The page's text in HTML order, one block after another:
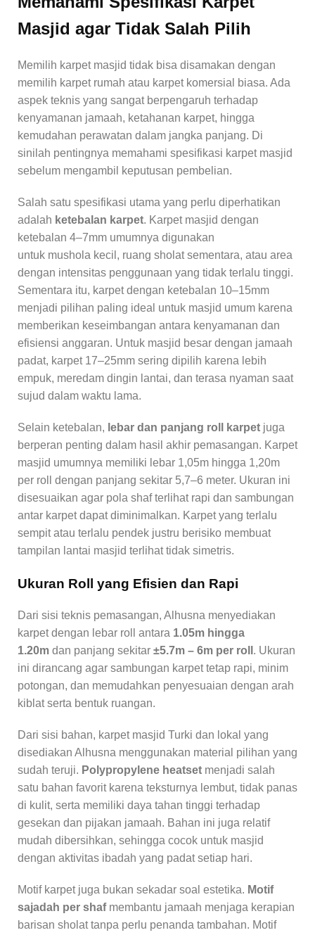
Masjid agar Tidak Salah Pilih
Memilih karpet masjid tidak bisa disamakan dengan
memilih karpet rumah atau karpet komersial biasa. Ada
aspek teknis yang sangat berpengaruh terhadap
kenyamanan jamaah, ketahanan karpet, hingga
kemudahan perawatan dalam jangka panjang. Di
sinilah pentingnya memahami spesifikasi karpet masjid
sebelum mengambil keputusan pembelian.
Salah satu spesifikasi utama yang perlu diperhatikan
adalah ketebalan karpet. Karpet masjid dengan
ketebalan 4–7mm umumnya digunakan
untuk mushola kecil, ruang sholat sementara, atau area
dengan intensitas penggunaan yang tidak terlalu tinggi.
Sementara itu, karpet dengan ketebalan 10–15mm
menjadi pilihan paling ideal untuk masjid umum karena
memberikan keseimbangan antara kenyamanan dan
efisiensi anggaran. Untuk masjid besar dengan jamaah
padat, karpet 17–25mm sering dipilih karena lebih
empuk, meredam dingin lantai, dan terasa nyaman saat
sujud dalam waktu lama.
Selain ketebalan, lebar dan panjang roll karpet juga
berperan penting dalam hasil akhir pemasangan. Karpet
masjid umumnya memiliki lebar 1,05m hingga 1,20m
per roll dengan panjang sekitar 5,7–6 meter. Ukuran ini
disesuaikan agar pola shaf terlihat rapi dan sambungan
antar karpet dapat diminimalkan. Karpet yang terlalu
sempit atau terlalu pendek justru berisiko membuat
tampilan lantai masjid terlihat tidak simetris.
Ukuran Roll yang Efisien dan Rapi
Dari sisi teknis pemasangan, Alhusna menyediakan
karpet dengan lebar roll antara 1.05m hingga
1.20m dan panjang sekitar ±5.7m – 6m per roll . Ukuran
ini dirancang agar sambungan karpet tetap rapi, minim
potongan, dan memudahkan penyesuaian dengan arah
kiblat serta bentuk ruangan.
Dari sisi bahan, karpet masjid Turki dan lokal yang
disediakan Alhusna menggunakan material pilihan yang
sudah teruji. Polypropylene heatset menjadi salah
satu bahan favorit karena teksturnya lembut, tidak panas
di kulit, serta memiliki daya tahan tinggi terhadap
gesekan dan pijakan jamaah. Bahan ini juga relatif
mudah dibersihkan, sehingga cocok untuk masjid
dengan aktivitas ibadah yang padat setiap hari.
Motif karpet juga bukan sekadar soal estetika. Motif
sajadah per shafmembantu jamaah menjaga kerapian
barisan sholat tanpa perlu penanda tambahan. Motif